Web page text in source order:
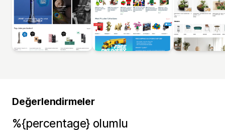
Değerlendirmeler
%{percentage} olumlu